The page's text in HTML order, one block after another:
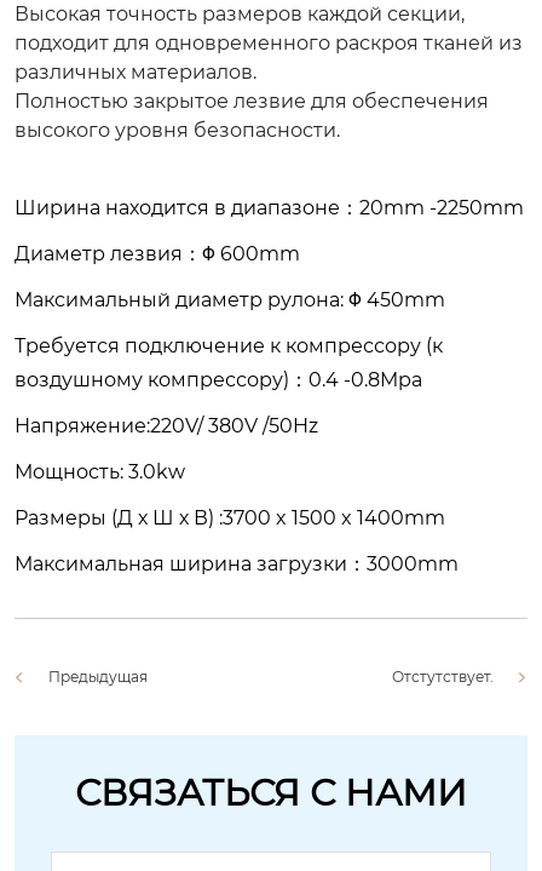
Высокая точность размеров каждой секции,
подходит для одновременного раскроя тканей из
различных материалов.
Полностью закрытое лезвие для обеспечения
высокого уровня безопасности.
Ширина находится в диапазоне：20mm -2250mm
Диаметр лезвия：Φ 600mm
Максимальный диаметр рулона: Φ 450mm
Требуется подключение к компрессору (к
воздушному компрессору)：0.4 -0.8Mpa
Напряжение:220V/ 380V /50Hz
Мощность: 3.0kw
Размеры (Д х Ш х В) :3700 x 1500 x 1400mm
Максимальная ширина загрузки：3000mm
Предыдущая Отстутствует.
СВЯЗАТЬСЯ С НАМИ